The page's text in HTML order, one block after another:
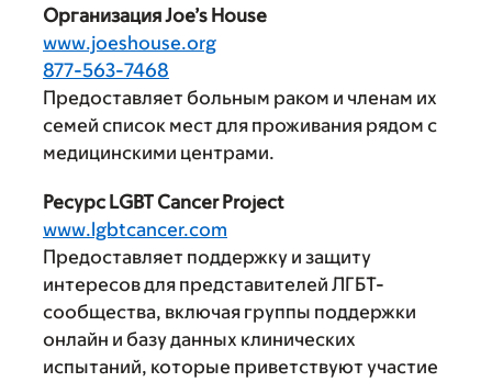
Организация Joe’s House
www.joeshouse.org
877-563-7468
Предоставляет больным раком и членам их
семей список мест для проживания рядом с
медицинскими центрами.
Ресурс LGBT Cancer Project
www.lgbtcancer.com
Предоставляет поддержку и защиту
интересов для представителей ЛГБТ-
сообщества, включая группы поддержки
онлайн и базу данных клинических
испытаний, которые приветствуют участие